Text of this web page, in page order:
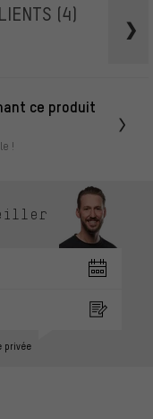
(4)
ce produit
!
privée